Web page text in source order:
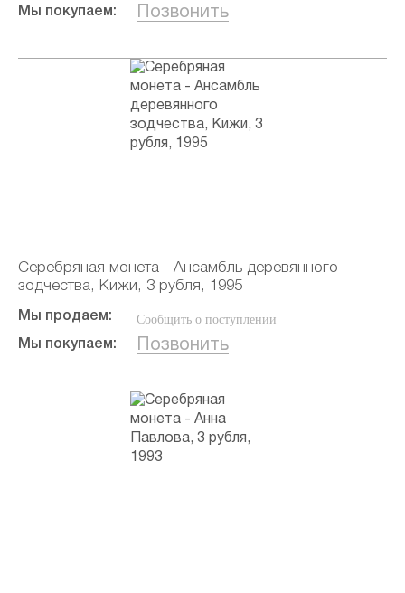
Мы покупаем: Позвонить
Серебряная монета - Ансамбль деревянного
зодчества, Кижи, 3 рубля, 1995
Мы продаем: Сообщить о поступлении
Мы покупаем: Позвонить